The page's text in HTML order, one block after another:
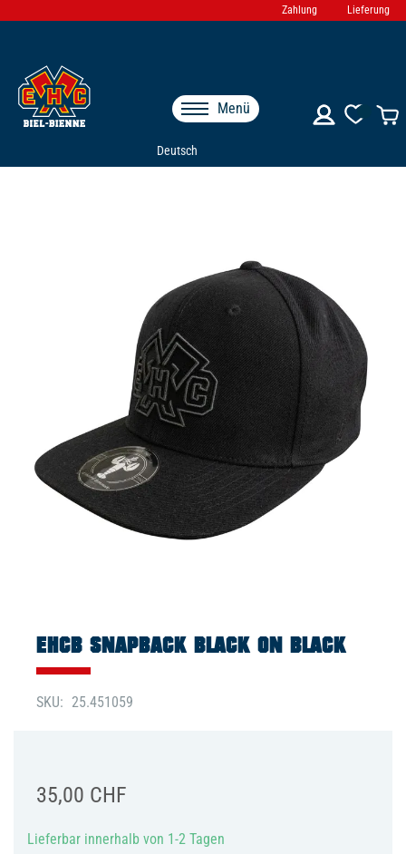
Zahlung Lieferung
Deutsch
Menü
springen
EHCB SNAPBACK BLACK ON BLACK
SKU 25.451059
35,00 CHF
Lieferbar innerhalb von 1-2 Tagen